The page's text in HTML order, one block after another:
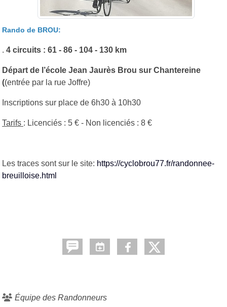
Rando de BROU:
. 4 circuits : 61 - 86 - 104 - 130 km
Départ de l’école Jean Jaurès Brou sur Chantereine
((entrée par la rue Joffre)
Inscriptions sur place de 6h30 à 10h30
Tarifs : Licenciés : 5 € - Non licenciés : 8 €
Les traces sont sur le site: https://cyclobrou77.fr/randonnee-
breuilloise.html
Équipe des Randonneurs